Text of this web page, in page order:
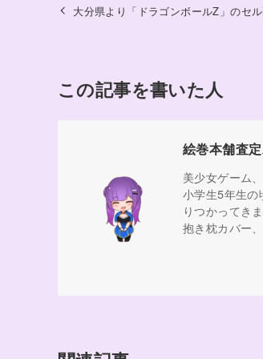
大分県より「ドラゴンボールZ」のセ
この記事を書いた人
絵巻本舗査
美少女ゲーム
小学生5年生
りつかってきま
抱き枕カバー